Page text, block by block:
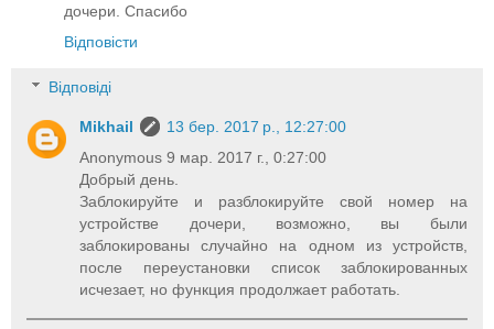
дочери. Спасибо
Відповісти
Відповіді
Mikhail
13 бер. 2017 р., 12:27:00
Anonymous 9 мар. 2017 г., 0:27:00
Добрый день.
Заблокируйте и разблокируйте свой номер на
устройстве дочери, возможно, вы были
заблокированы случайно на одном из устройств,
после переустановки список заблокированных
исчезает, но функция продолжает работать.